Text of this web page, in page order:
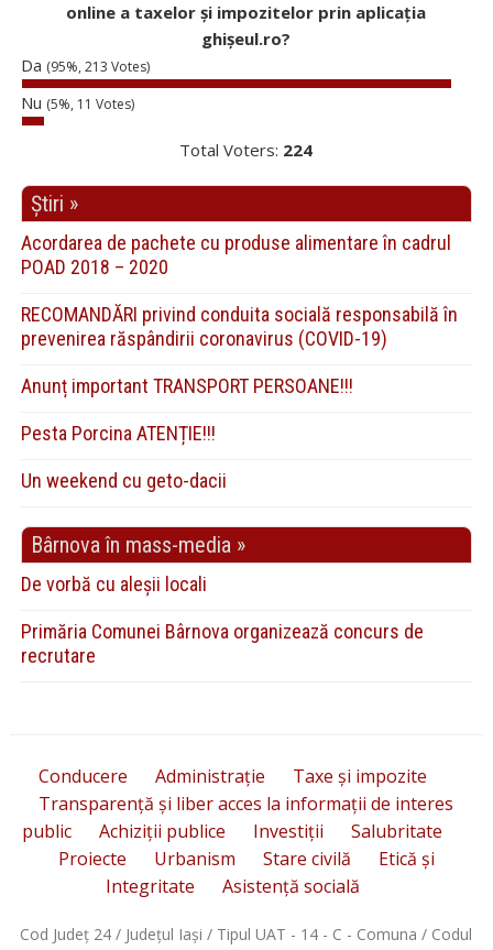
online a taxelor și impozitelor prin aplicația
ghișeul.ro?
Da (95%, 213 Votes)
Nu (5%, 11 Votes)
Total Voters: 224
Știri »
Acordarea de pachete cu produse alimentare în cadrul
POAD 2018 – 2020
RECOMANDĂRI privind conduita socială responsabilă în
prevenirea răspândirii coronavirus (COVID-19)
Anunț important TRANSPORT PERSOANE!!!
Pesta Porcina ATENȚIE!!!
Un weekend cu geto-dacii
Bârnova în mass-media »
De vorbă cu aleșii locali
Primăria Comunei Bârnova organizează concurs de
recrutare
Conducere Administrație
Taxe și impozite
Transparență și liber acces la informații de interes
public
Achiziții publice Investiții
Salubritate
Proiecte
Urbanism Stare civilă
Etică și
Integritate
Asistență socială
Cod Județ 24 / Județul Iași / Tipul UAT - 14 - C - Comuna / Codul